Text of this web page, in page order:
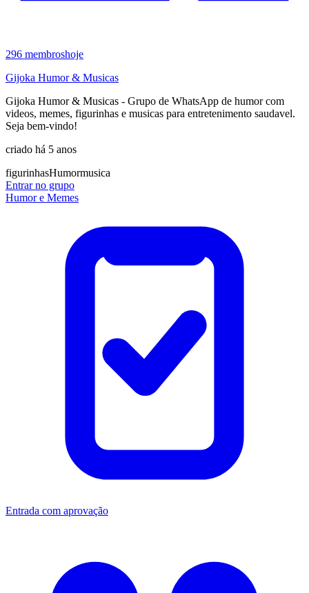
296 membroshoje
Gijoka Humor & Musicas
Gijoka Humor & Musicas - Grupo de WhatsApp de humor com
videos, memes, figurinhas e musicas para entretenimento saudavel.
Seja bem-vindo!
criado há 5 anos
figurinhasHumormusica
Entrar no grupo
Humor e Memes
Entrada com aprovação